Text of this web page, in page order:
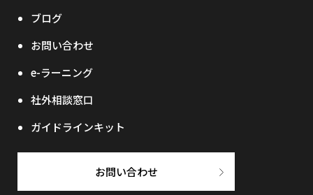
ブログ
お問い合わせ
e-ラーニング
社外相談窓口
ガイドラインキット
お問い合わせ